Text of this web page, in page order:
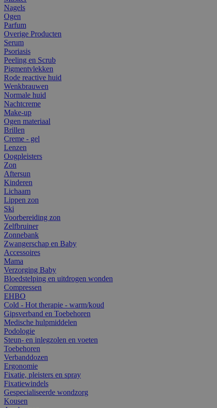
Nagels
Ogen
Parfum
Overige Producten
Serum
Psoriasis
Peeling en Scrub
Pigmentvlekken
Rode reactive huid
Wenkbrauwen
Normale huid
Nachtcreme
Make-up
Ogen materiaal
Brillen
Creme - gel
Lenzen
Oogpleisters
Zon
Aftersun
Kinderen
Lichaam
Lippen zon
Ski
Voorbereiding zon
Zelfbruiner
Zonnebank
Zwangerschap en Baby
Accessoires
Mama
Verzorging Baby
Bloedstelping en uitdrogen wonden
Compressen
EHBO
Cold - Hot therapie - warm/koud
Gipsverband en Toebehoren
Medische hulpmiddelen
Podologie
Steun- en inlegzolen en voeten
Toebehoren
Verbanddozen
Ergonomie
Fixatie, pleisters en spray
Fixatiewindels
Gespecialiseerde wondzorg
Kousen